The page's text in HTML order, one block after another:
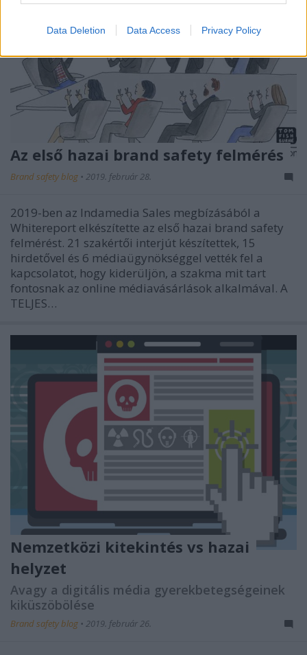
Data Deletion Data Access Privacy Policy
Az első hazai brand safety felmérés
Brand safety blog • 2019. február 28.
2019-ben az Indamedia Sales megbízásából a
Whitereport elkészítette az első hazai brand safety
felmérést. 21 szakértői interjút készítettek, 15
hirdetővel és 6 médiaügynökséggel vették fel a
kapcsolatot, hogy kiderüljön, a szakma mit tart
fontosnak az online médiavásárlások alkalmával. A
TELJES…
Nemzetközi kitekintés vs hazai
helyzet
Avagy a digitális média gyerekbetegségeinek
kiküszöbölése
Brand safety blog • 2019. február 26.